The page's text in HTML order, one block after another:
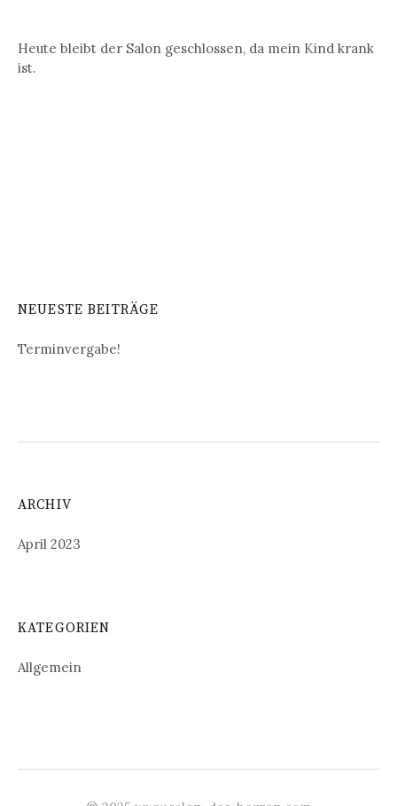
Heute bleibt der Salon geschlossen, da mein Kind krank
ist.
NEUESTE BEITRÄGE
Terminvergabe!
ARCHIV
April 2023
KATEGORIEN
Allgemein